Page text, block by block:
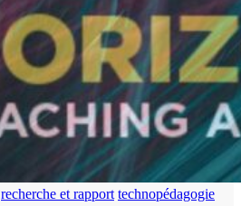
recherche et rapport technopédagogie